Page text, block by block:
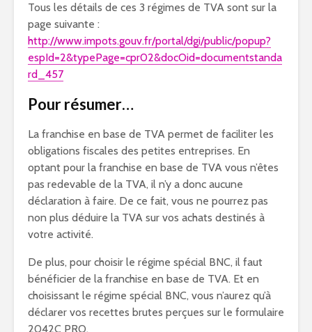
Tous les détails de ces 3 régimes de TVA sont sur la
page suivante :
http://www.impots.gouv.fr/portal/dgi/public/popup?
espId=2&typePage=cpr02&docOid=documentstanda
rd_457
Pour résumer…
La franchise en base de TVA permet de faciliter les
obligations fiscales des petites entreprises. En
optant pour la franchise en base de TVA vous n’êtes
pas redevable de la TVA, il n’y a donc aucune
déclaration à faire. De ce fait, vous ne pourrez pas
non plus déduire la TVA sur vos achats destinés à
votre activité.
De plus, pour choisir le régime spécial BNC, il faut
bénéficier de la franchise en base de TVA. Et en
choisissant le régime spécial BNC, vous n’aurez qu’à
déclarer vos recettes brutes perçues sur le formulaire
2042C PRO.